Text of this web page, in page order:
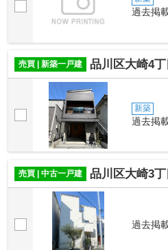
過去掲
売買 | 新築一戸建 品川区大崎4
新築
過去掲
売買 | 中古一戸建 品川区大崎3
過去掲